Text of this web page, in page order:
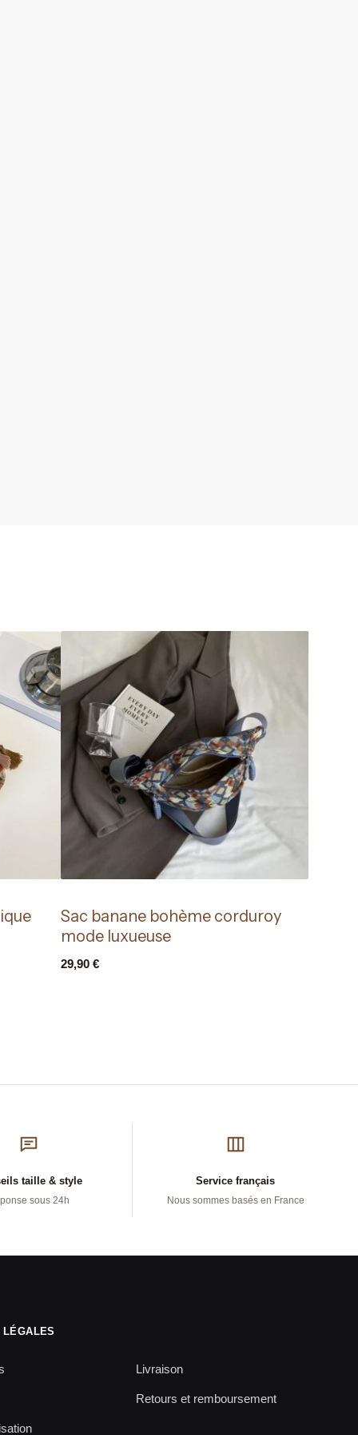
Sac banane bohème corduroy
mode luxueuse
29,90 €
taille & style
sous 24h
Service français
Nous sommes basés en France
LÉGALES
Livraison
Retours et remboursement